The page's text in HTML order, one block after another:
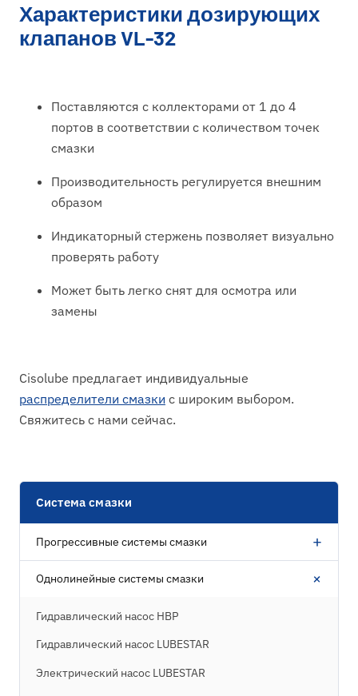
Характеристики дозирующих
клапанов VL-32
Поставляются с коллекторами от 1 до 4
портов в соответствии с количеством точек
смазки
Производительность регулируется внешним
образом
Индикаторный стержень позволяет визуально
проверять работу
Может быть легко снят для осмотра или
замены
Cisolube предлагает индивидуальные
распределители смазки с широким выбором.
Свяжитесь с нами сейчас.
Система смазки
Прогрессивные системы смазки +
Однолинейные системы смазки +
Гидравлический насос HBP
Гидравлический насос LUBESTAR
Электрический насос LUBESTAR